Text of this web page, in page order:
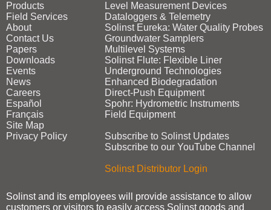
Products
Field Services
About
Contact Us
Papers
Downloads
Events
News
Careers
Español
Français
Site Map
Privacy Policy
Level Measurement Devices
Dataloggers & Telemetry
Solinst Eureka: Water Quality Probes
Groundwater Samplers
Multilevel Systems
Solinst Flute: Flexible Liner
Underground Technologies
Enhanced Biodegradation
Direct‑Push Equipment
Spohr: Hydrometric Instruments
Field Equipment
Subscribe to Solinst Updates
Subscribe to our YouTube Channel
Solinst Distributor Login
Solinst and its employees will provide assistance to allow
customers or visitors to easily access Solinst goods and